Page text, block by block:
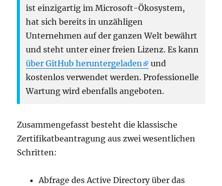
ist einzigartig im Microsoft-Ökosystem,
hat sich bereits in unzähligen
Unternehmen auf der ganzen Welt bewährt
und steht unter einer freien Lizenz. Es kann
über GitHub heruntergeladen
und
kostenlos verwendet werden. Professionelle
Wartung wird ebenfalls angeboten.
Zusammengefasst besteht die klassische
Zertifikatbeantragung aus zwei wesentlichen
Schritten:
Abfrage des Active Directory über das